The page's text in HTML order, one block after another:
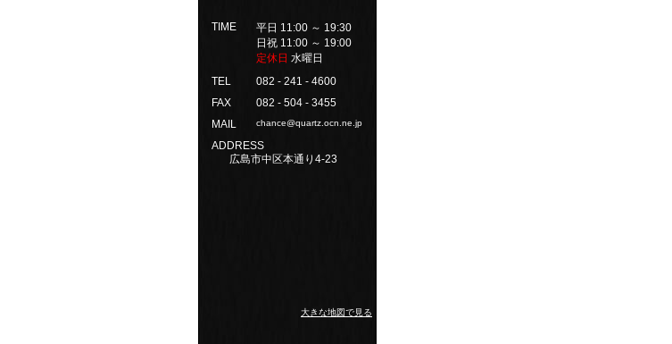
TIME
平日 11:00 ～ 19:30
日祝 11:00 ～ 19:00
定休日 水曜日
TEL
082 - 241 - 4600
FAX
082 - 504 - 3455
MAIL
chance@quartz.ocn.ne.jp
ADDRESS
広島市中区本通り4-23
大きな地図で見る